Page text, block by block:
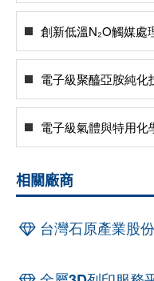
創新低溫N₂O觸媒處
電子級聚醯亞胺純
電子級氣體與特用
相關廠商
台灣石原產業股